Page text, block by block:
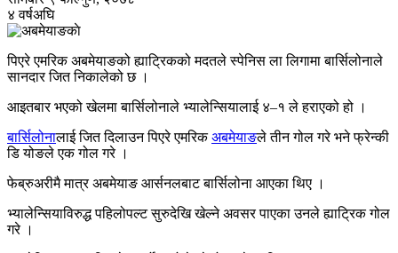
४ वर्षअघि
पिएरे एमरिक अबमेयाङको ह्याट्रिकको मदतले स्पेनिस ला लिगामा बार्सिलोनाले
सानदार जित निकालेको छ ।
आइतबार भएको खेलमा बार्सिलोनाले भ्यालेन्सियालाई ४–१ ले हराएको हो ।
बार्सिलोनालाई जित दिलाउन पिएरे एमरिकअबमेयाङले तीन गोल गरे भने फ्रेन्की
डि योङले एक गोल गरे ।
फेब्रुअरीमै मात्र अबमेयाङ आर्सनलबाट बार्सिलोना आएका थिए ।
भ्यालेन्सियाविरुद्ध पहिलोपल्ट सुरुदेखि खेल्ने अवसर पाएका उनले ह्याट्रिक गोल
गरे ।